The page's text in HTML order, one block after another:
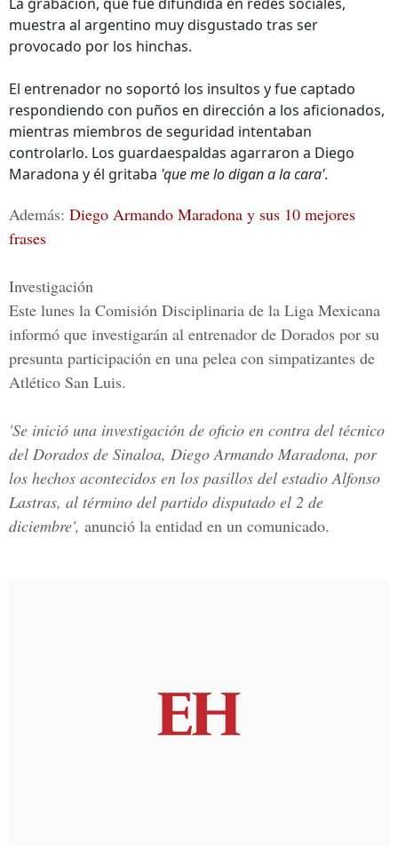
muestra al argentino muy disgustado tras ser
provocado por los hinchas.
El entrenador no soportó los insultos y fue captado
respondiendo con puños en dirección a los aficionados,
mientras miembros de seguridad intentaban
controlarlo. Los guardaespaldas agarraron a Diego
Maradona y él gritaba 'que me lo digan a la cara'.
Además: Diego Armando Maradona y sus 10 mejores
frases
Investigación
Este lunes la Comisión Disciplinaria de la Liga Mexicana
informó que investigarán al entrenador de Dorados por su
presunta participación en una pelea con simpatizantes de
Atlético San Luis.
'Se inició una investigación de oficio en contra del técnico
del Dorados de Sinaloa, Diego Armando Maradona, por
los hechos acontecidos en los pasillos del estadio Alfonso
Lastras, al término del partido disputado el 2 de
diciembre', anunció la entidad en un comunicado.